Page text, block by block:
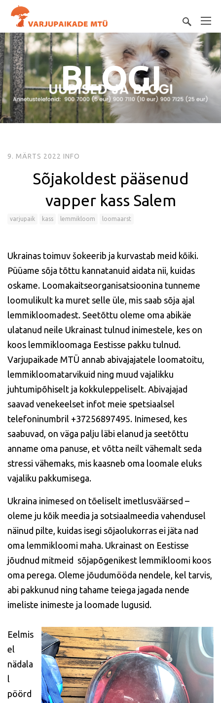
BLOGI
9. MÄRTS 2022 INFO
Sõjakoldest pääsenud
vapper kass Salem
varjupaik kass lemmikloom loomaarst
Ukrainas toimuv šokeerib ja kurvastab meid kõiki.
Püüame sõja tõttu kannatanuid aidata nii, kuidas
oskame. Loomakaitseorganisatsioonina tunneme
loomulikult ka muret selle üle, mis saab sõja ajal
lemmikloomadest. Seetõttu oleme oma abikäe
ulatanud neile Ukrainast tulnud inimestele, kes on
koos lemmikloomaga Eestisse pakku tulnud.
Varjupaikade MTÜ annab abivajajatele loomatoitu,
lemmikloomatarvikuid ning muud vajalikku
juhtumipõhiselt ja kokkuleppeliselt. Abivajajad
saavad venekeelset infot meie spetsiaalsel
telefoninumbril +37256897495. Inimesed, kes
saabuvad, on väga palju läbi elanud ja seetõttu
anname oma panuse, et võtta neilt vähemalt seda
stressi vähemaks, mis kaasneb oma loomale eluks
vajaliku pakkumisega.
Ukraina inimesed on tõeliselt imetlusväärsed –
oleme ju kõik meedia ja sotsiaalmeedia vahendusel
näinud pilte, kuidas isegi sõjaolukorras ei jäta nad
oma lemmikloomi maha. Ukrainast on Eestisse
jõudnud mitmeid sõjapõgenikest lemmikloomi koos
oma perega. Oleme jõudumööda nendele, kel tarvis,
abi pakkunud ning tahame teiega jagada nende
imeliste inimeste ja loomade lugusid.
Eelmis
el
nädala
l
pöörd